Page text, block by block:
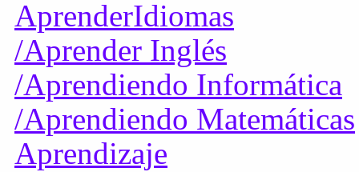
AprenderIdiomas
/Aprender Inglés
/Aprendiendo Informática
/Aprendiendo Matemáticas
Aprendizaje